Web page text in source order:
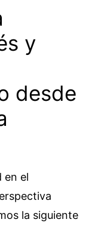
y
desde
en el
la siguiente